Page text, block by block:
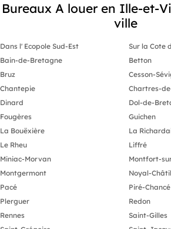
Bureaux A louer en Ille-et-
ville
Dans l' Ecopole Sud-Est
Sur la Cote
Bain-de-Bretagne
Betton
Bruz
Cesson-
Chantepie
Chartres-
Dinard
Dol-de-
Fougères
Guichen
La Bouëxière
La
Le Rheu
Liffré
Miniac-Morvan
Montfort-
Montgermont
Noyal-
Pacé
Piré-Chancé
Plerguer
Redon
Rennes
Saint-Gilles